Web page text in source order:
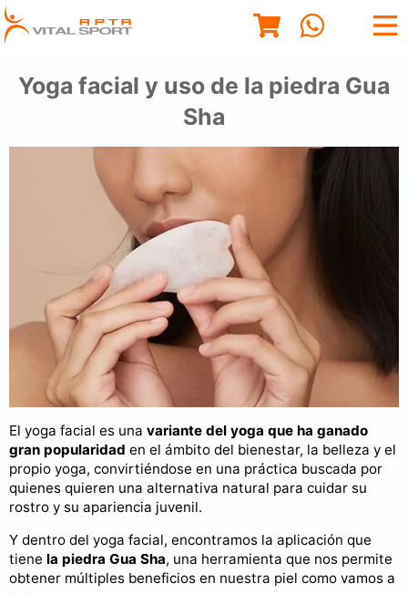
Yoga facial y uso de la piedra Gua
Sha
El yoga facial es una variante del yoga que ha ganado
gran popularidad en el ámbito del bienestar, la belleza y el
propio yoga, convirtiéndose en una práctica buscada por
quienes quieren una alternativa natural para cuidar su
rostro y su apariencia juvenil.
Y dentro del yoga facial, encontramos la aplicación que
tiene la piedra Gua Sha, una herramienta que nos permite
obtener múltiples beneficios en nuestra piel como vamos a